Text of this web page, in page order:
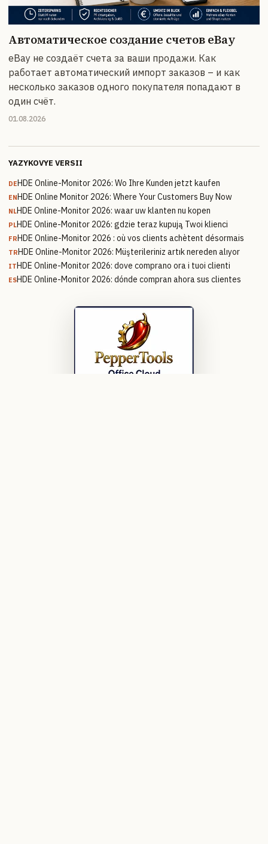
Автоматическое создание счетов eBay
eBay не создаёт счета за ваши продажи. Как
работает автоматический импорт заказов – и как
несколько заказов одного покупателя попадают в
один счёт.
01.08.2026
YAZYKOVYE VERSII
DEHDE Online-Monitor 2026: Wo Ihre Kunden jetzt kaufen
ENHDE Online Monitor 2026: Where Your Customers Buy Now
NLHDE Online-Monitor 2026: waar uw klanten nu kopen
PLHDE Online-Monitor 2026: gdzie teraz kupują Twoi klienci
FRHDE Online-Monitor 2026 : où vos clients achètent désormais
TRHDE Online-Monitor 2026: Müşterileriniz artık nereden alıyor
ITHDE Online-Monitor 2026: dove comprano ora i tuoi clienti
ESHDE Online-Monitor 2026: dónde compran ahora sus clientes